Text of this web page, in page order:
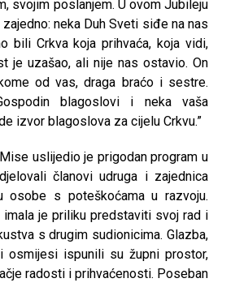
svojim poslanjem. U ovom Jubileju
neka Duh Sveti siđe na nas
bili Crkva koja prihvaća, koja vidi,
je uzašao, ali nije nas ostavio. On
od vas, draga braćo i sestre.
blagoslovi i neka vaša
izvor blagoslova za cijelu Crkvu.”
uslijedio je prigodan program u
članovi udruga i zajednica
osobe s poteškoćama u razvoju.
imala je priliku predstaviti svoj rad i
s drugim sudionicima. Glazba,
osmijesi ispunili su župni prostor,
radosti i prihvaćenosti. Poseban